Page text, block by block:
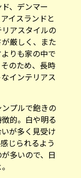
、デンマー
イスランドと
アスタイルの
厳しく、また
りも家の中で
のため、長時
インテリアス
プルで飽きの
的。白や明る
が多く見受け
じられるよう
多いので、日